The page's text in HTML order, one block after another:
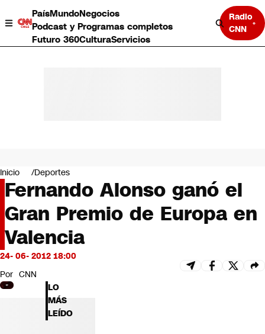
PaísMundoNegocios
Podcast y Programas completos
Futuro 360CulturaServicios
Radio
CNN
Negocios
Deportes
Programas completos
Cultura
Servicios
Bits
CNN tiempo
Futuro 360
Opinión
Inicio Deportes
Fernando Alonso ganó el
Gran Premio de Europa en
Valencia
24- 06- 2012 18:00
Por CNN
LO
MÁS
LEÍDO